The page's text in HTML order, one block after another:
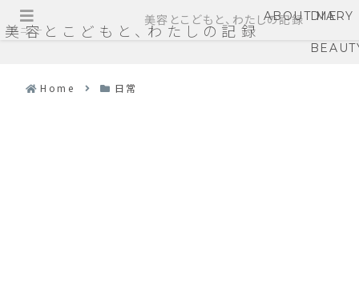
美容とこどもと、わたしの記録
ABOUT ME
DIARY
Home 日常
メニュー
美容とこどもと、わたしの記録